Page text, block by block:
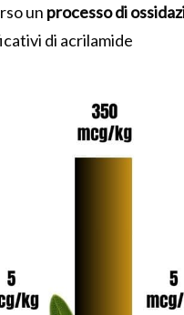
un processo di
di acrilamide